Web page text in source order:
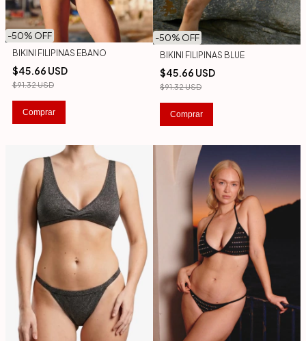
-50% OFF
BIKINI FILIPINAS EBANO
$45.66 USD
$91.32 USD
Comprar
-50% OFF
BIKINI FILIPINAS BLUE
$45.66 USD
$91.32 USD
Comprar